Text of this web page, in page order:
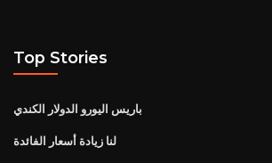
Top Stories
باريس اليورو الدولار الكندي
لنا زيادة أسعار الفائدة